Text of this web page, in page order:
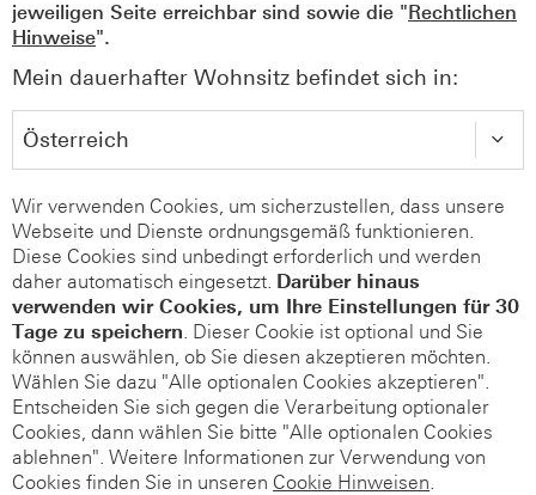
jeweiligen Seite erreichbar sind sowie die "Rechtlichen
Hinweise".
Mein dauerhafter Wohnsitz befindet sich in:
Wir verwenden Cookies, um sicherzustellen, dass unsere
Webseite und Dienste ordnungsgemäß funktionieren.
Diese Cookies sind unbedingt erforderlich und werden
daher automatisch eingesetzt. Darüber hinaus
verwenden wir Cookies, um Ihre Einstellungen für 30
Tage zu speichern. Dieser Cookie ist optional und Sie
können auswählen, ob Sie diesen akzeptieren möchten.
Wählen Sie dazu "Alle optionalen Cookies akzeptieren".
Entscheiden Sie sich gegen die Verarbeitung optionaler
Cookies, dann wählen Sie bitte "Alle optionalen Cookies
ablehnen". Weitere Informationen zur Verwendung von
Cookies finden Sie in unseren Cookie Hinweisen.